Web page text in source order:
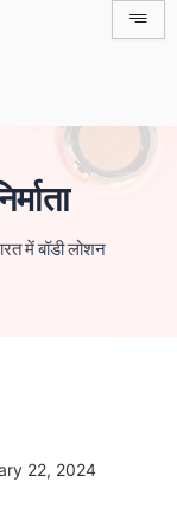
में बॉडी लोशन
22, 2024